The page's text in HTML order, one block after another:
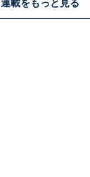
連載をもっと見る